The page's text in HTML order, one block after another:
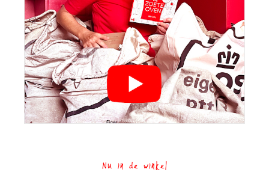
Nu in de winkel